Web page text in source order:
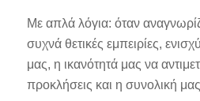
Με απλά λόγια: όταν
συχνά θετικές εμπειρίες,
μας, η ικανότητά μας να
προκλήσεις και η συνολική